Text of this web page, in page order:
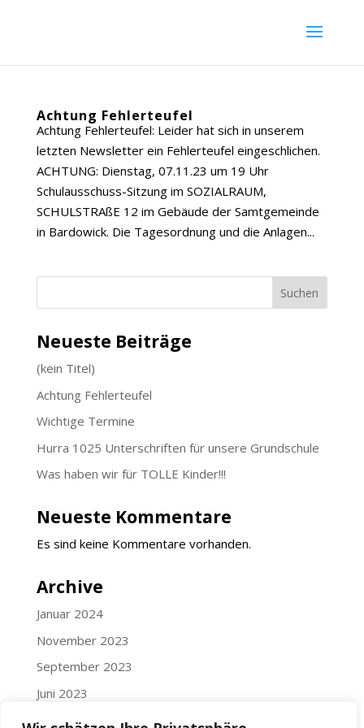
Achtung Fehlerteufel
Achtung Fehlerteufel: Leider hat sich in unserem
letzten Newsletter ein Fehlerteufel eingeschlichen.
ACHTUNG: Dienstag, 07.11.23 um 19 Uhr
Schulausschuss-Sitzung im SOZIALRAUM,
SCHULSTRAßE 12 im Gebäude der Samtgemeinde
in Bardowick. Die Tagesordnung und die Anlagen...
Suchen
Neueste Beiträge
(kein Titel)
Achtung Fehlerteufel
Wichtige Termine
Hurra 1025 Unterschriften für unsere Grundschule
Was haben wir für TOLLE Kinder!!!
Neueste Kommentare
Es sind keine Kommentare vorhanden.
Archive
Januar 2024
November 2023
September 2023
Juni 2023